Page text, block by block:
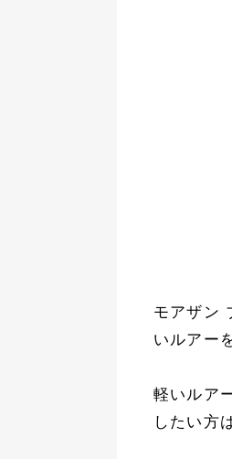
モアザン
いルアー
軽いルア
したい方